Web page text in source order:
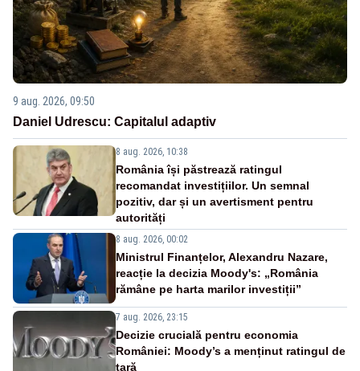
9 aug. 2026, 09:50
Daniel Udrescu: Capitalul adaptiv
8 aug. 2026, 10:38
România își păstrează ratingul
recomandat investițiilor. Un semnal
pozitiv, dar și un avertisment pentru
autorități
8 aug. 2026, 00:02
Ministrul Finanțelor, Alexandru Nazare,
reacție la decizia Moody's: „România
rămâne pe harta marilor investiții”
7 aug. 2026, 23:15
Decizie crucială pentru economia
României: Moody’s a menținut ratingul de
țară